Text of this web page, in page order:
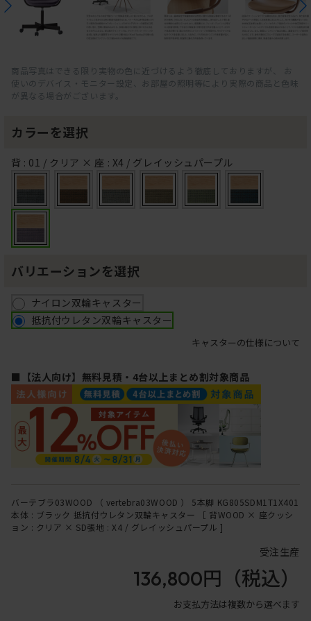
商品写真はできる限り実物の色に近づけるよう徹底しておりますが、 お
使いのデバイス・モニター設定、お部屋の照明等により実際の商品と色味
が異なる場合がございます。
カラーを選択
背 : 01 / クリア × 座 : X4 / グレイッシュパープル
バリエーションを選択
ナイロン双輪キャスター
抵抗付ウレタン双輪キャスター
キャスターの仕様について
■【法人向け】無料見積・4台以上まとめ割対象商品
バーテブラ03WOOD （ vertebra03WOOD ） 5本脚 KG805SDM1T1X401
本体 : ブラック 抵抗付ウレタン双輪キャスター ［ 背WOOD × 座クッシ
ョン : クリア × SD張地 : X4 / グレイッシュパープル ]
受注生産
136,800円 （税込）
お支払方法は複数から選べます